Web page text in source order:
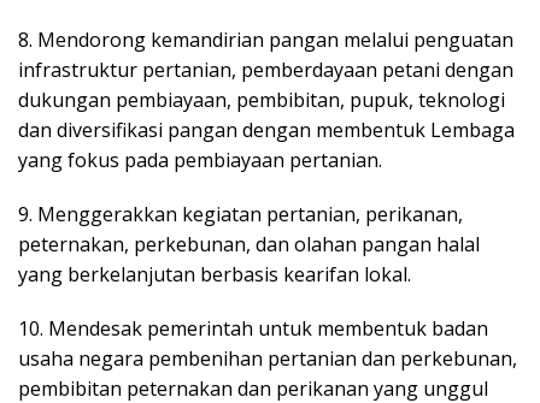
8. Mendorong kemandirian pangan melalui penguatan
infrastruktur pertanian, pemberdayaan petani dengan
dukungan pembiayaan, pembibitan, pupuk, teknologi
dan diversifikasi pangan dengan membentuk Lembaga
yang fokus pada pembiayaan pertanian.
9. Menggerakkan kegiatan pertanian, perikanan,
peternakan, perkebunan, dan olahan pangan halal
yang berkelanjutan berbasis kearifan lokal.
10. Mendesak pemerintah untuk membentuk badan
usaha negara pembenihan pertanian dan perkebunan,
pembibitan peternakan dan perikanan yang unggul